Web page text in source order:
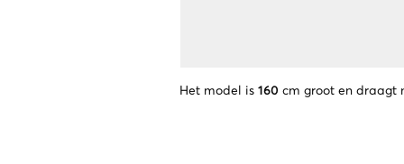
Het model is 160 cm groot en draagt